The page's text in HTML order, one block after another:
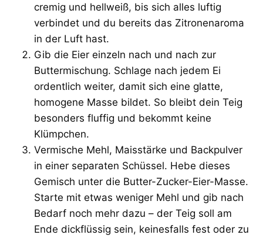
cremig und hellweiß, bis sich alles luftig
verbindet und du bereits das Zitronenaroma
in der Luft hast.
Gib die Eier einzeln nach und nach zur
Buttermischung. Schlage nach jedem Ei
ordentlich weiter, damit sich eine glatte,
homogene Masse bildet. So bleibt dein Teig
besonders fluffig und bekommt keine
Klümpchen.
Vermische Mehl, Maisstärke und Backpulver
in einer separaten Schüssel. Hebe dieses
Gemisch unter die Butter-Zucker-Eier-Masse.
Starte mit etwas weniger Mehl und gib nach
Bedarf noch mehr dazu – der Teig soll am
Ende dickflüssig sein, keinesfalls fest oder zu